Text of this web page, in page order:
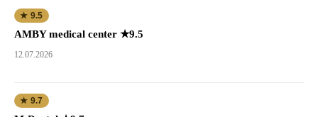
★ 9.5
AMBY medical center ★9.5
12.07.2026
★ 9.7